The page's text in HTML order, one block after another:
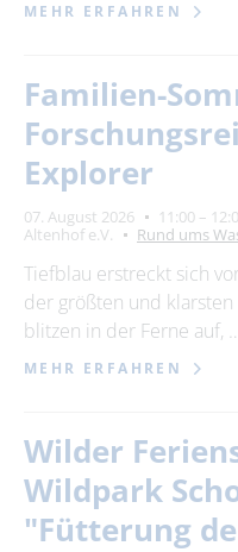
MEHR ERFAHREN
Familien-
Explorer
07. August 2026 11:00 –
Altenhof e.V.
Rund ums
Tiefblau erstreckt sich
der größten und klarsten
blitzen in der Ferne auf,
MEHR ERFAHREN
Wilder
Wildpark
"Fütterung